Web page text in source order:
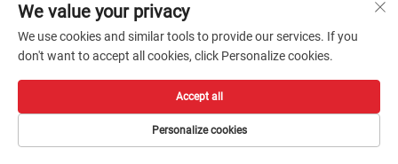
Copyright © 2026 Shenzhen i-Like Fine Chemical Co., Ltd. Lahat ng
We value your privacy
We use cookies and similar tools to provide our services. If you
don't want to accept all cookies, click Personalize cookies.
Personalize cookies
Accept all